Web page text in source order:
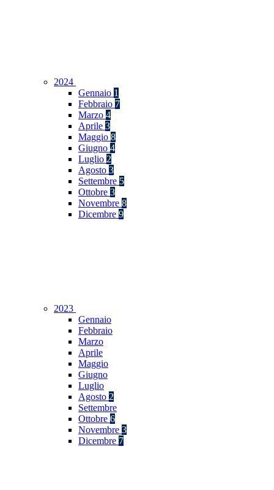
2024
Gennaio 1
Febbraio 7
Marzo 4
Aprile 3
Maggio 8
Giugno 4
Luglio 2
Agosto 3
Settembre 5
Ottobre 3
Novembre 8
Dicembre 9
2023
Gennaio
Febbraio
Marzo
Aprile
Maggio
Giugno
Luglio
Agosto 2
Settembre
Ottobre 6
Novembre 3
Dicembre 7